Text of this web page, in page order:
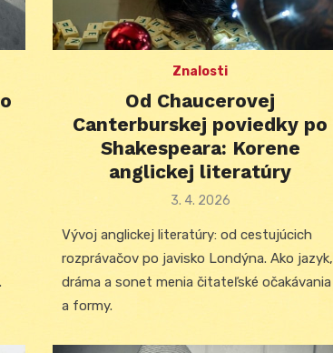
Znalosti
Od Chaucerovej
Canterburskej poviedky po
Shakespeara: Korene
anglickej literatúry
Posted
3. 4. 2026
Vývoj anglickej literatúry: od cestujúcich
rozprávačov po javisko Londýna. Ako jazyk,
dráma a sonet menia čitateľské očakávania
a formy.